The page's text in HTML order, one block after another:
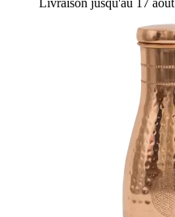
Livraison jusqu'au 17 août